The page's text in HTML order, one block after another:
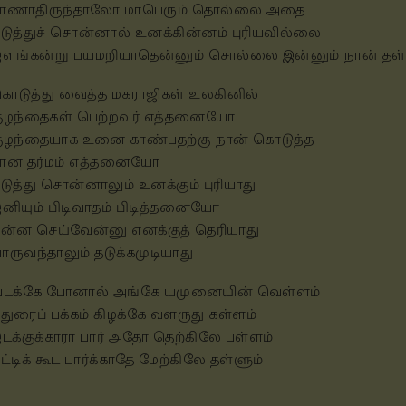
மாபெரும் தொல்லை அதை
சொன்னால் உனக்கின்னம் புரியவில்லை
பயமறியாதென்னும் சொல்லை இன்னும் நான்
வைத்த மகராஜிகள் உலகினில்
பெற்றவர் எத்தனையோ
உனை காண்பதற்கு நான் கொடுத்த
தர்மம் எத்தனையோ
சொன்னாலும் உனக்கும் புரியாது
பிடிவாதம் பிடித்தனையோ
செய்வேன்னு எனக்குத் தெரியாது
தடுக்கமுடியாது
போனால் அங்கே யமுனையின் வெள்ளம்
பக்கம் கிழக்கே வளருது கள்ளம்
பார் அதோ தெற்கிலே பள்ளம்
கூட பார்க்காதே மேற்கிலே தள்ளும்